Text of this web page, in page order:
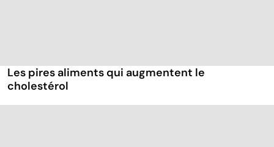
Les pires aliments qui augmentent le
cholestérol